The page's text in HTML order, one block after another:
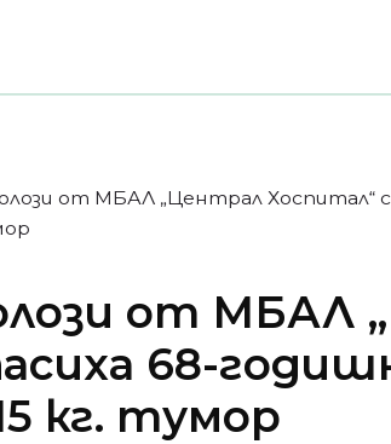
от МБАЛ „Централ Хоспитал“
от МБАЛ
68-
кг. тумор